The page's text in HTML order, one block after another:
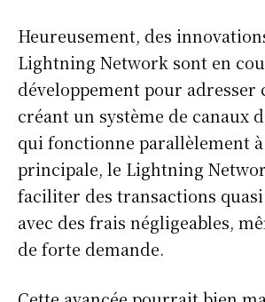
Heureusement, des
Lightning Network sont en
développement pour adresser
créant un système de canaux
qui fonctionne parallèlement
principale, le Lightning
faciliter des transactions
avec des frais négligeables,
de forte demande.